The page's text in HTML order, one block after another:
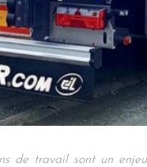
de travail sont un enjeu